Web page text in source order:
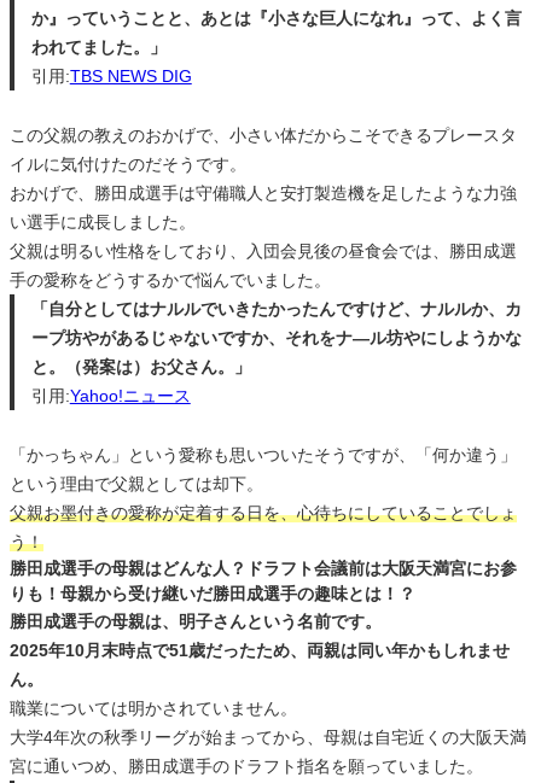
か』っていうことと、あとは『小さな巨人になれ』って、よく言
われてました。」
引用:TBS NEWS DIG
この父親の教えのおかげで、小さい体だからこそできるプレースタ
イルに気付けたのだそうです。
おかげで、勝田成選手は守備職人と安打製造機を足したような力強
い選手に成長しました。
父親は明るい性格をしており、入団会見後の昼食会では、勝田成選
手の愛称をどうするかで悩んでいました。
「自分としてはナルルでいきたかったんですけど、ナルルか、カ
ープ坊やがあるじゃないですか、それをナ―ル坊やにしようかな
と。（発案は）お父さん。」
引用:Yahoo!ニュース
「かっちゃん」という愛称も思いついたそうですが、「何か違う」
という理由で父親としては却下。
父親お墨付きの愛称が定着する日を、心待ちにしていることでしょ
う！
勝田成選手の母親はどんな人？ドラフト会議前は大阪天満宮にお参
りも！母親から受け継いだ勝田成選手の趣味とは！？
勝田成選手の母親は、明子さんという名前です。
2025年10月末時点で51歳だったため、両親は同い年かもしれませ
ん。
職業については明かされていません。
大学4年次の秋季リーグが始まってから、母親は自宅近くの大阪天満
宮に通いつめ、勝田成選手のドラフト指名を願っていました。